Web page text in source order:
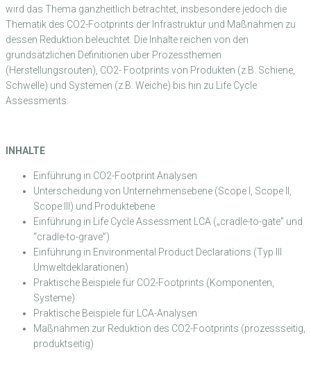
wird das Thema ganzheitlich betrachtet, insbesondere jedoch die
Thematik des CO2-Footprints der Infrastruktur und Maßnahmen zu
dessen Reduktion beleuchtet. Die Inhalte reichen von den
grundsätzlichen Definitionen über Prozessthemen
(Herstellungsrouten), CO2- Footprints von Produkten (z.B. Schiene,
Schwelle) und Systemen (z.B. Weiche) bis hin zu Life Cycle
Assessments.
INHALTE
Einführung in CO2-Footprint Analysen
Unterscheidung von Unternehmensebene (Scope I, Scope II,
Scope III) und Produktebene
Einführung in Life Cycle Assessment LCA („cradle-to-gate” und
“cradle-to-grave”)
Einführung in Environmental Product Declarations (Typ III
Umweltdeklarationen)
Praktische Beispiele für CO2-Footprints (Komponenten,
Systeme)
Praktische Beispiele für LCA-Analysen
Maßnahmen zur Reduktion des CO2-Footprints (prozessseitig,
produktseitig)